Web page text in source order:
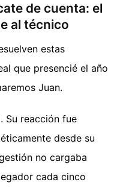
de cuenta: el
al técnico
estas
que presencié el año
Juan.
Su reacción fue
desde su
no cargaba
cada cinco